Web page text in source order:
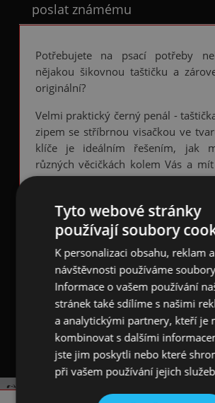
poslat známému
Potřebujete na psací potřeby
nějakou šikovnou taštičku a
originální?
Velmi praktický černý penál -
zipem se stříbrnou visačkou ve
klíče je ideálním řešením, jak
různých věcičkách kolem Vás a
místě. Taštička má tvar kvádru
potištěna bílými poletujícími
a basovými klíči, křížky a béčky na
Zboku je všitý černý štítek s
klíčem a na opačné straně černá
snadnější uchopení a nošení.
černý.
Je jednou z kolekce krásných
polyesteru.
Tyto webové stránky
používají soubory
K personalizaci obsahu, reklam
návštěvnosti používáme
Informace o vašem používání
stránek také sdílíme s našimi
a analytickými partnery, kteří je
kombinovat s dalšími
jste jim poskytli nebo které
při vašem používání jejich